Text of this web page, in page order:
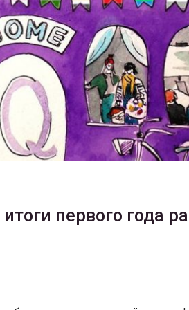
первого года
ФОТО
В Берлине
легализацию
ГЕЙ-АЛЬЯНС УКРАИНА